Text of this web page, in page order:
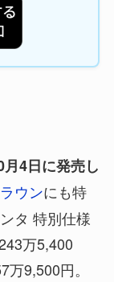
4日に発売し
ウンにも特
タ 特別仕様
万5,400
9,500円。